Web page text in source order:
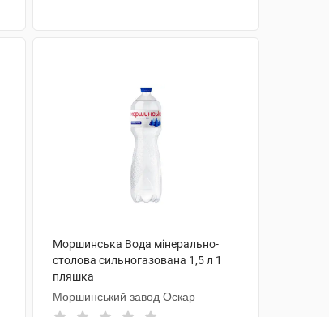
Моршинська Вода мінерально-
столова сильногазована 1,5 л 1
пляшка
Моршинський завод Оскар